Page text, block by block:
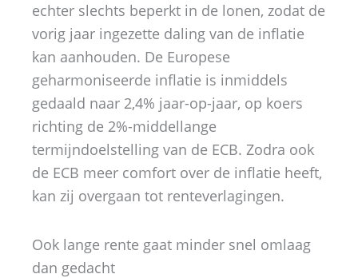
echter slechts beperkt in de lonen, zodat de
vorig jaar ingezette daling van de inflatie
kan aanhouden. De Europese
geharmoniseerde inflatie is inmiddels
gedaald naar 2,4% jaar-op-jaar, op koers
richting de 2%-middellange
termijndoelstelling van de ECB. Zodra ook
de ECB meer comfort over de inflatie heeft,
kan zij overgaan tot renteverlagingen.
Ook lange rente gaat minder snel omlaag
dan gedacht